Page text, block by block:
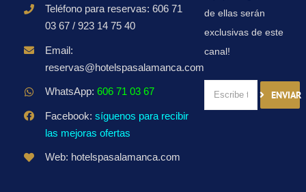
Teléfono para reservas: 606 71
03 67 / 923 14 75 40
Email:
reservas@hotelspasalamanca.com
WhatsApp: 606 71 03 67
Facebook: síguenos para recibir
las mejoras ofertas
Web: hotelspasalamanca.com
de ellas serán
exclusivas de este
canal!
ENVIAR